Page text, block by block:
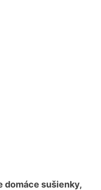
domáce sušienky,